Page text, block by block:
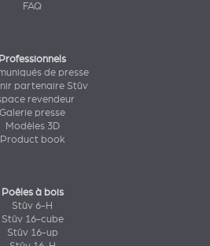
FAQ
Professionnels
de presse
partenaire Stûv
revendeur
Galerie presse
Modèles 3D
Product book
Poêles à bois
Stûv 6-H
Stûv 16-cube
Stûv 16-up